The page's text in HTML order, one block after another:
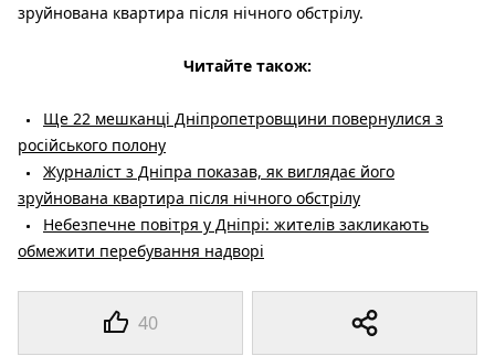
40
зруйнована квартира після нічного обстрілу.
Читайте також:
Ще 22 мешканці Дніпропетровщини повернулися з
російського полону
Журналіст з Дніпра показав, як виглядає його
зруйнована квартира після нічного обстрілу
Небезпечне повітря у Дніпрі: жителів закликають
обмежити перебування надворі